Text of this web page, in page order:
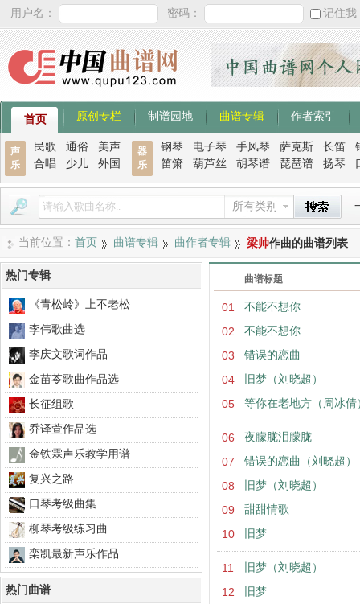
用户名： 密码： 记住我
首页 原创专栏 制谱园地 曲谱专辑 作者索引
声
乐
民歌 通俗
美声
合唱
少儿 外国
器
乐
钢琴 电子琴 手风琴 萨克斯 长笛
笛箫
葫芦丝 胡琴谱 琵琶谱 扬琴
所有类别
当前位置： 首页 曲谱专辑 曲作者专辑 梁帅作曲的曲谱列表
曲谱标题
01 不能不想你
02 不能不想你
03 错误的恋曲
04 旧梦（刘晓超）
05 等你在老地方（周冰倩
06 夜朦胧泪朦胧
07 错误的恋曲（刘晓超）
08 旧梦（刘晓超）
09 甜甜情歌
10 旧梦
11 旧梦（刘晓超）
12 旧梦
热门专辑
《青松岭》上不老松
李伟歌曲选
李庆文歌词作品
金苗苓歌曲作品选
长征组歌
乔译萱作品选
金铁霖声乐教学用谱
复兴之路
口琴考级曲集
柳琴考级练习曲
栾凯最新声乐作品
热门曲谱